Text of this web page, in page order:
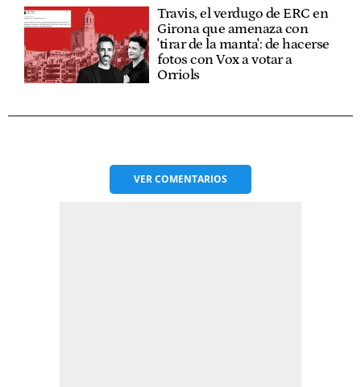
Travis, el verdugo de ERC en
Girona que amenaza con
'tirar de la manta': de hacerse
fotos con Vox a votar a
Orriols
VERCOMENTARIOS